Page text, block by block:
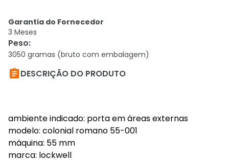
Garantia do Fornecedor
3 Meses
Peso:
3050 gramas (bruto com embalagem)
DESCRIÇÃO DO PRODUTO
ambiente indicado: porta em áreas externas
modelo: colonial romano 55-001
máquina: 55 mm
marca: lockwell